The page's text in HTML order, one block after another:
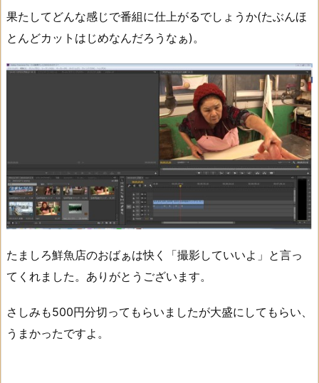
果たしてどんな感じで番組に仕上がるでしょうか(たぶんほ
とんどカットはじめなんだろうなぁ)。
たましろ鮮魚店のおばぁは快く「撮影していいよ」と言っ
てくれました。ありがとうございます。
さしみも500円分切ってもらいましたが大盛にしてもらい、
うまかったですよ。